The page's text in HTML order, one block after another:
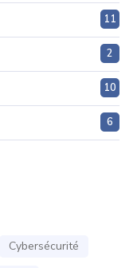
11
2
10
6
Cybersécurité